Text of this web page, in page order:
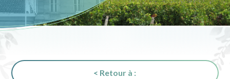
< Retour à :